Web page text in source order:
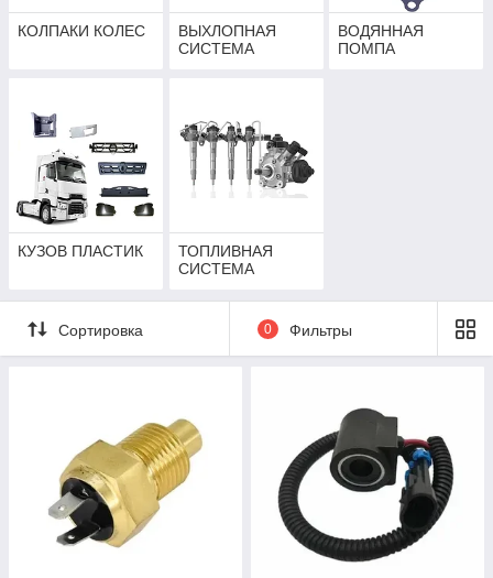
КОЛПАКИ КОЛЕС
ВЫХЛОПНАЯ
СИСТЕМА
ВОДЯННАЯ
ПОМПА
КУЗОВ ПЛАСТИК
ТОПЛИВНАЯ
СИСТЕМА
Сортировка 0 Фильтры